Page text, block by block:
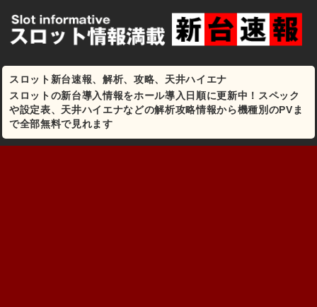
スロット新台速報、解析、攻略、天井ハイエナ
スロットの新台導入情報をホール導入日順に更新中！スペック
や設定表、天井ハイエナなどの解析攻略情報から機種別のPVま
で全部無料で見れます